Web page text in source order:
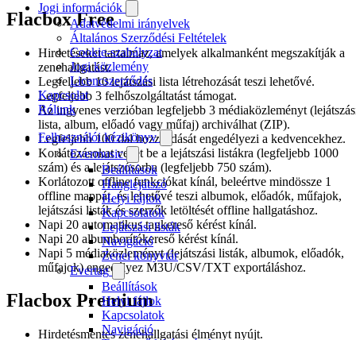
Jogi információk
Adatvédelmi irányelvek
Általános Szerződési Feltételek
Cookie-szabályzat
Jogi közlemény
Licencszerződés
Kapcsolat
Rólunk
Felhasználói kézikönyv
Evermusic
Beállítások
Hanglejátszó
Helyi fájlok
Kapcsolatok
Lejátszási listák
Navigáció
Zenei könyvtár
Evertag
Beállítások
Helyi fájlok
Kapcsolatok
Navigáció
Flacbox Free
Hirdetéseket tartalmaz, amelyek alkalmanként megszakítják a
zenehallgatást.
Legfeljebb 10 lejátszási lista létrehozását teszi lehetővé.
Legfeljebb 3 felhőszolgáltatást támogat.
Az ingyenes verzióban legfeljebb 3 médiaközleményt
lista, album, előadó vagy műfaj) archiválhat (ZIP).
Legfeljebb 100 dal hozzáadását engedélyezi a kedvencekhez.
Korlátozásokat vezet be a lejátszási listákra (legfeljebb 1000
szám) és a lejátszósorba (legfeljebb 750 szám).
Korlátozott offline funkciókat kínál, beleértve mindössze 1
offline mappát, és lehetővé teszi albumok, előadók, műfajok,
lejátszási listák és szerzők letöltését offline hallgatáshoz.
Napi 20 automatikus tagkereső kérést kínál.
Napi 20 albumborítókereső kérést kínál.
Napi 5 médiaközleményt (lejátszási listák, albumok, előadók,
műfajok) engedélyez M3U/CSV/TXT exportáláshoz.
Flacbox Premium
Hirdetésmentes zenehallgatási élményt nyújt.